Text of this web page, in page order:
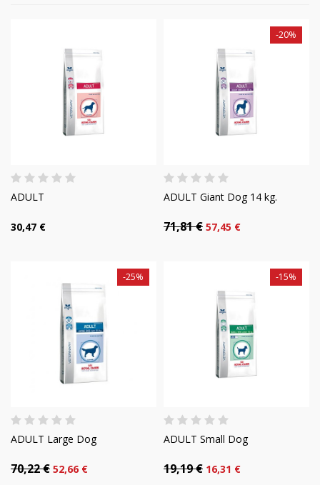
ADULT
30,47 €
ADULT Giant Dog 14 kg.
71,81 €
-20%
57,45 €
ADULT Large Dog
70,22 €
-25%
52,66 €
ADULT Small Dog
19,19 €
-15%
16,31 €